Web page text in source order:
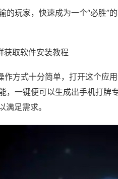
玩家，快速成为一个“必胜”
取软件安装教程
作方式十分简单，打开这个应
，一键便可以生成出手机打牌
足需求。